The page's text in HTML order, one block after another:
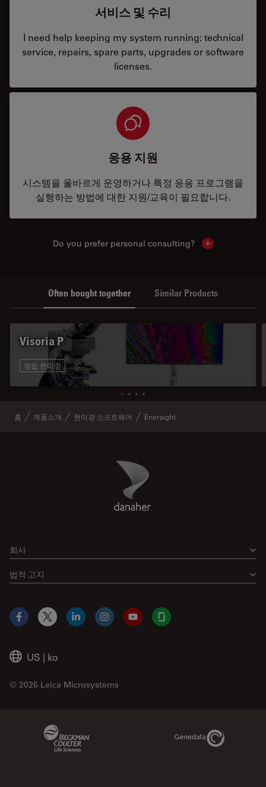
서비스 및 수리
I need help keeping my system running: technical
service, repairs, spare parts, upgrades or software
licenses.
응용 지원
시스템을 올바르게 운영하거나 특정 응용 프로그램을
실행하는 방법에 대한 지원/교육이 필요합니다.
Do you prefer personal consulting? Show local
Often bought together Similar Products
Visoria P
정립 현미경
홈 제품소개 현미경 소프트웨어 Enersight
Danaher Logo
회사
법적 고지
US | ko
© 2026 Leica Microsystems
Facebook
X LinkedInInstagramYouTubeGlassdoor
Genedata Link